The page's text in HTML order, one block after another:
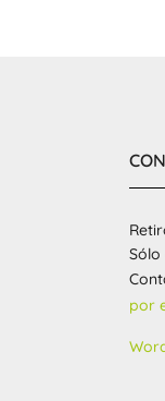
por